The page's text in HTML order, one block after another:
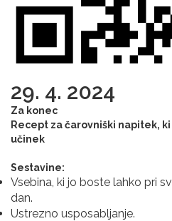
29. 4. 2024
Za konec
Recept za čarovniški napitek,
učinek
Sestavine:
Vsebina, ki jo boste lahko pri
dan.
Ustrezno usposabljanje.